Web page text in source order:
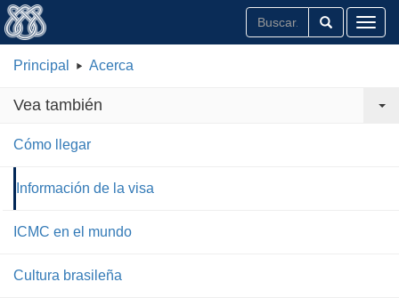
Principal Acerca
Vea también
Cómo llegar
Información de la visa
ICMC en el mundo
Cultura brasileña